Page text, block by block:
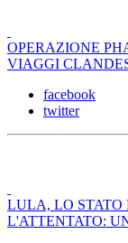
OPERAZIONE
VIAGGI
facebook
twitter
LULA, LO STATO
L'ATTENTATO: